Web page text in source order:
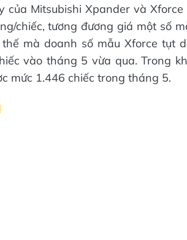
của Mitsubishi Xpander và
chiếc, tương đương giá một số
mà doanh số mẫu Xforce tụt
vào tháng 5 vừa qua. Trong
mức 1.446 chiếc trong tháng 5.